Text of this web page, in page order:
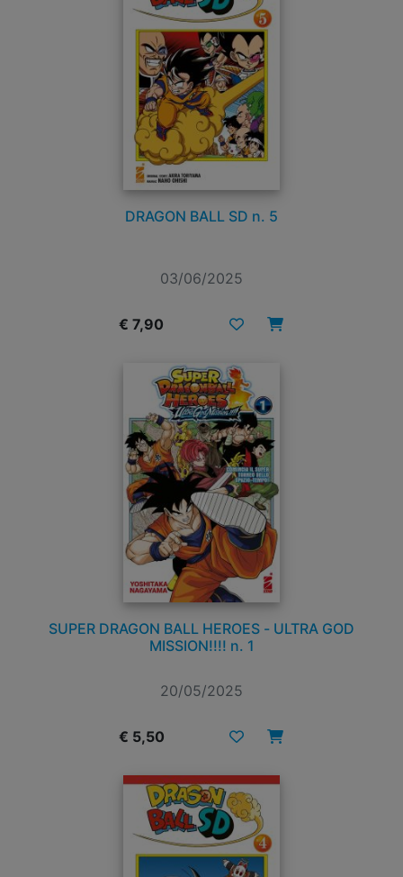
DRAGON BALL SD n. 5
03/06/2025
€ 7,90
SUPER DRAGON BALL HEROES - ULTRA GOD
MISSION!!!! n. 1
20/05/2025
€ 5,50